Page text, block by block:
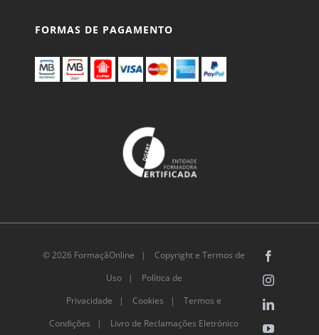
FORMAS DE PAGAMENTO
© 2026 FormaçãOnline |
Copyright e Termos de
Uso|
Política de
Privacidade | Cookies |
Termos e
Condições |
Livro de Reclamações Eletrónico
Instagram
LinkedIn
YouTube